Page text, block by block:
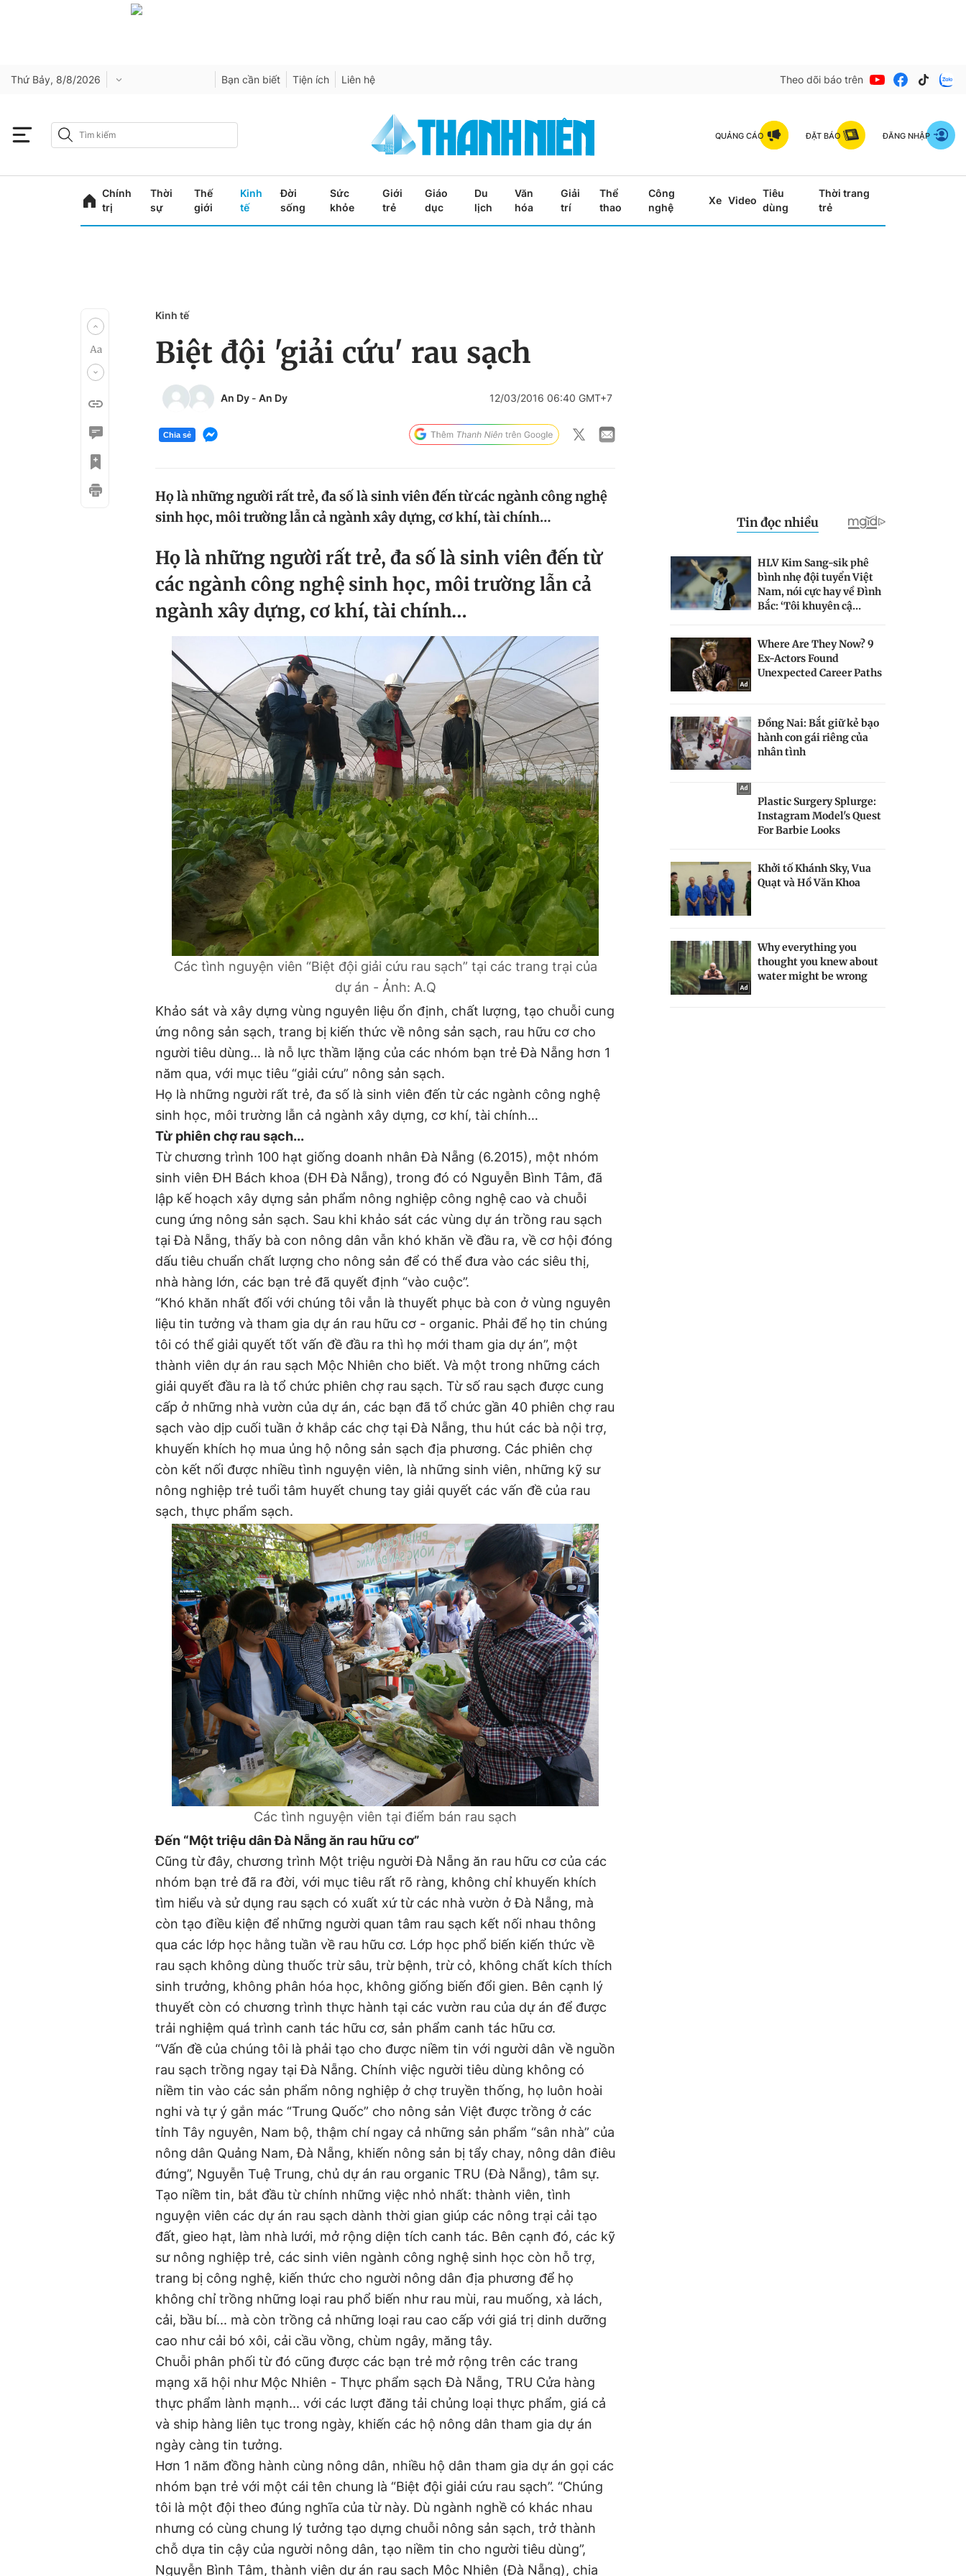
Thứ Bảy, 8/8/2026 Bạn cần biết Tiện ích Liên hệ Theo dõi báo trên
QUẢNG CÁO ĐẶT BÁO ĐĂNG NHẬP
Chính
trị
Thời
sự
Thế
giới
Kinh
tế
Đời
sống
Sức
khỏe
Giới
trẻ
Giáo
dục
Du
lịch
Văn
hóa
Giải
trí
Thể
thao
Công
nghệ
Xe Video
Tiêu
dùng
Thời trang
trẻ
Kinh tế
Biệt đội 'giải cứu' rau sạch
An Dy - An Dy 12/03/2016 06:40 GMT+7
Chia sẻ
Họ là những người rất trẻ, đa số là sinh viên đến từ các ngành công nghệ
sinh học, môi trường lẫn cả ngành xây dựng, cơ khí, tài chính…
Họ là những người rất trẻ, đa số là sinh viên đến từ
các ngành công nghệ sinh học, môi trường lẫn cả
ngành xây dựng, cơ khí, tài chính…
Các tình nguyện viên “Biệt đội giải cứu rau sạch” tại các trang trại của
dự án - Ảnh: A.Q
Khảo sát và xây dựng vùng nguyên liệu ổn định, chất lượng, tạo chuỗi cung
ứng nông sản sạch, trang bị kiến thức về nông sản sạch, rau hữu cơ cho
người tiêu dùng... là nỗ lực thầm lặng của các nhóm bạn trẻ Đà Nẵng hơn 1
năm qua, với mục tiêu “giải cứu” nông sản sạch.
Họ là những người rất trẻ, đa số là sinh viên đến từ các ngành công nghệ
sinh học, môi trường lẫn cả ngành xây dựng, cơ khí, tài chính…
Từ phiên chợ rau sạch...
Từ chương trình 100 hạt giống doanh nhân Đà Nẵng (6.2015), một nhóm
sinh viên ĐH Bách khoa (ĐH Đà Nẵng), trong đó có Nguyễn Bình Tâm, đã
lập kế hoạch xây dựng sản phẩm nông nghiệp công nghệ cao và chuỗi
cung ứng nông sản sạch. Sau khi khảo sát các vùng dự án trồng rau sạch
tại Đà Nẵng, thấy bà con nông dân vẫn khó khăn về đầu ra, về cơ hội đóng
dấu tiêu chuẩn chất lượng cho nông sản để có thể đưa vào các siêu thị,
nhà hàng lớn, các bạn trẻ đã quyết định “vào cuộc”.
“Khó khăn nhất đối với chúng tôi vẫn là thuyết phục bà con ở vùng nguyên
liệu tin tưởng và tham gia dự án rau hữu cơ - organic. Phải để họ tin chúng
tôi có thể giải quyết tốt vấn đề đầu ra thì họ mới tham gia dự án”, một
thành viên dự án rau sạch Mộc Nhiên cho biết. Và một trong những cách
giải quyết đầu ra là tổ chức phiên chợ rau sạch. Từ số rau sạch được cung
cấp ở những nhà vườn của dự án, các bạn đã tổ chức gần 40 phiên chợ rau
sạch vào dịp cuối tuần ở khắp các chợ tại Đà Nẵng, thu hút các bà nội trợ,
khuyến khích họ mua ủng hộ nông sản sạch địa phương. Các phiên chợ
còn kết nối được nhiều tình nguyện viên, là những sinh viên, những kỹ sư
nông nghiệp trẻ tuổi tâm huyết chung tay giải quyết các vấn đề của rau
sạch, thực phẩm sạch.
Các tình nguyện viên tại điểm bán rau sạch
Đến “Một triệu dân Đà Nẵng ăn rau hữu cơ”
Cũng từ đây, chương trình Một triệu người Đà Nẵng ăn rau hữu cơ của các
nhóm bạn trẻ đã ra đời, với mục tiêu rất rõ ràng, không chỉ khuyến khích
tìm hiểu và sử dụng rau sạch có xuất xứ từ các nhà vườn ở Đà Nẵng, mà
còn tạo điều kiện để những người quan tâm rau sạch kết nối nhau thông
qua các lớp học hằng tuần về rau hữu cơ. Lớp học phổ biến kiến thức về
rau sạch không dùng thuốc trừ sâu, trừ bệnh, trừ cỏ, không chất kích thích
sinh trưởng, không phân hóa học, không giống biến đổi gien. Bên cạnh lý
thuyết còn có chương trình thực hành tại các vườn rau của dự án để được
trải nghiệm quá trình canh tác hữu cơ, sản phẩm canh tác hữu cơ.
“Vấn đề của chúng tôi là phải tạo cho được niềm tin với người dân về nguồn
rau sạch trồng ngay tại Đà Nẵng. Chính việc người tiêu dùng không có
niềm tin vào các sản phẩm nông nghiệp ở chợ truyền thống, họ luôn hoài
nghi và tự ý gắn mác “Trung Quốc” cho nông sản Việt được trồng ở các
tỉnh Tây nguyên, Nam bộ, thậm chí ngay cả những sản phẩm “sân nhà” của
nông dân Quảng Nam, Đà Nẵng, khiến nông sản bị tẩy chay, nông dân điêu
đứng”, Nguyễn Tuệ Trung, chủ dự án rau organic TRU (Đà Nẵng), tâm sự.
Tạo niềm tin, bắt đầu từ chính những việc nhỏ nhất: thành viên, tình
nguyện viên các dự án rau sạch dành thời gian giúp các nông trại cải tạo
đất, gieo hạt, làm nhà lưới, mở rộng diện tích canh tác. Bên cạnh đó, các kỹ
sư nông nghiệp trẻ, các sinh viên ngành công nghệ sinh học còn hỗ trợ,
trang bị công nghệ, kiến thức cho người nông dân địa phương để họ
không chỉ trồng những loại rau phổ biến như rau mùi, rau muống, xà lách,
cải, bầu bí... mà còn trồng cả những loại rau cao cấp với giá trị dinh dưỡng
cao như cải bó xôi, cải cầu vồng, chùm ngây, măng tây.
Chuỗi phân phối từ đó cũng được các bạn trẻ mở rộng trên các trang
mạng xã hội như Mộc Nhiên - Thực phẩm sạch Đà Nẵng, TRU Cửa hàng
thực phẩm lành mạnh... với các lượt đăng tải chủng loại thực phẩm, giá cả
và ship hàng liên tục trong ngày, khiến các hộ nông dân tham gia dự án
ngày càng tin tưởng.
Hơn 1 năm đồng hành cùng nông dân, nhiều hộ dân tham gia dự án gọi các
nhóm bạn trẻ với một cái tên chung là “Biệt đội giải cứu rau sạch”. “Chúng
tôi là một đội theo đúng nghĩa của từ này. Dù ngành nghề có khác nhau
nhưng có cùng chung lý tưởng tạo dựng chuỗi nông sản sạch, trở thành
chỗ dựa tin cậy của người nông dân, tạo niềm tin cho người tiêu dùng”,
Nguyễn Bình Tâm, thành viên dự án rau sạch Mộc Nhiên (Đà Nẵng), chia